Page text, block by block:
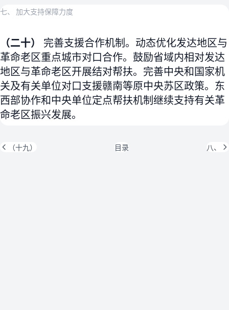
七、 加大支持保障力度
（二十） 完善支援合作机制。动态优化发达地区与
革命老区重点城市对口合作。鼓励省域内相对发达
地区与革命老区开展结对帮扶。完善中央和国家机
关及有关单位对口支援赣南等原中央苏区政策。东
西部协作和中央单位定点帮扶机制继续支持有关革
命老区振兴发展。
（十九） 目录 八、